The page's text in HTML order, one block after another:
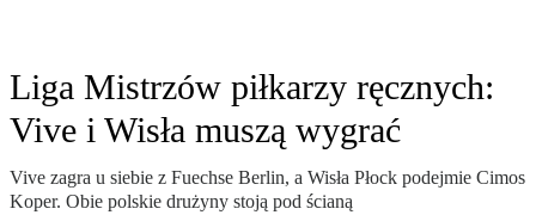
Liga Mistrzów piłkarzy ręcznych:
Vive i Wisła muszą wygrać
Vive zagra u siebie z Fuechse Berlin, a Wisła Płock podejmie Cimos
Koper. Obie polskie drużyny stoją pod ścianą